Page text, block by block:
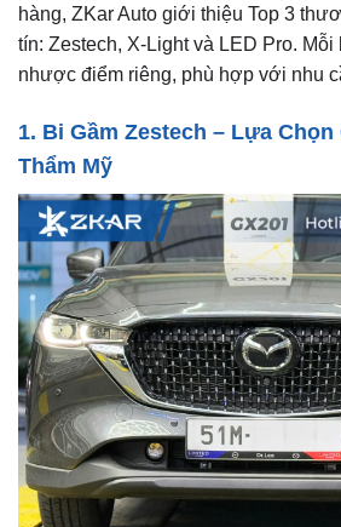
hàng, ZKar Auto giới thiệu Top 3
tín: Zestech, X-Light và LED Pro.
nhược điểm riêng, phù hợp với nhu
1. Bi Gầm Zestech – Lựa Chọn
Thẩm Mỹ